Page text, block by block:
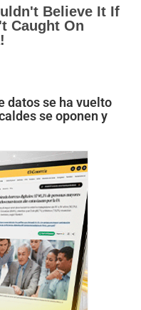
datos se ha vuelto
se oponen y